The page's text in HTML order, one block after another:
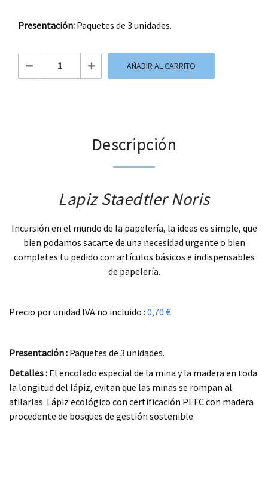
Presentación: Paquetes de 3 unidades.
Lapiz Staedtler Noris cantidad
AÑADIR AL CARRITO
Descripción
Lapiz Staedtler Noris
Incursión en el mundo de la papelería, la ideas es simple, que
bien podamos sacarte de una necesidad urgente o bien
completes tu pedido con artículos básicos e indispensables
de papelería.
Precio por unidad IVA no incluido : 0,70 €
Presentación : Paquetes de 3 unidades.
Detalles : El encolado especial de la mina y la madera en toda
la longitud del lápiz, evitan que las minas se rompan al
afilarlas. Lápiz ecológico con certificación PEFC con madera
procedente de bosques de gestión sostenible.